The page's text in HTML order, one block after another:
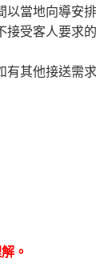
當地向導安
受客人要求
其他接送需
。